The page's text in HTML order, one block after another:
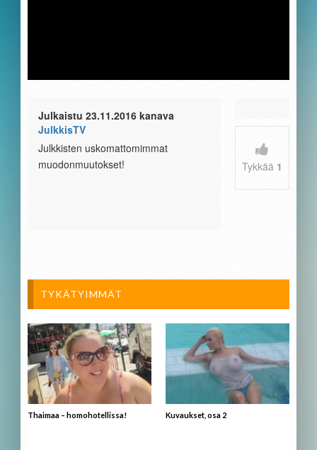
Julkaistu 23.11.2016 kanava
JulkkisTV
Julkkisten uskomattomimmat
muodonmuutokset!
Tykkää 1
TYKÄTYIMMÄT
Thaimaa – homohotellissa! Kuvaukset, osa 2